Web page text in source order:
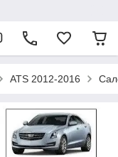
ATS 2012-2016